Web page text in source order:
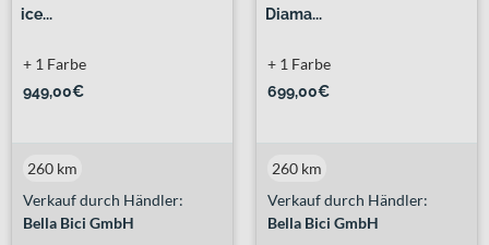
ice...
949,00€
+ 1 Farbe
Verkauf durch Händler:
Bella Bici GmbH
260 km
Diama...
699,00€
+ 1 Farbe
Verkauf durch Händler:
Bella Bici GmbH
260 km